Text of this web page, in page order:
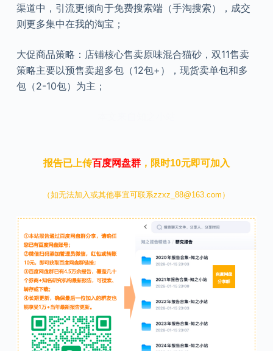
渠道中，引流更倾向于免费搜索端（手淘搜索），成交
则更多集中在我的淘宝；
大促商品策略：店铺核心售卖原味混合猫砂，双11售卖
策略主要以预售卖超多包（12包+），现货卖单包和多
包（2-10包）为主；
报告已上传百度网盘群，限时10元即可加入
（如无法加入或其他事宜可联系zzxz_88@163.com）